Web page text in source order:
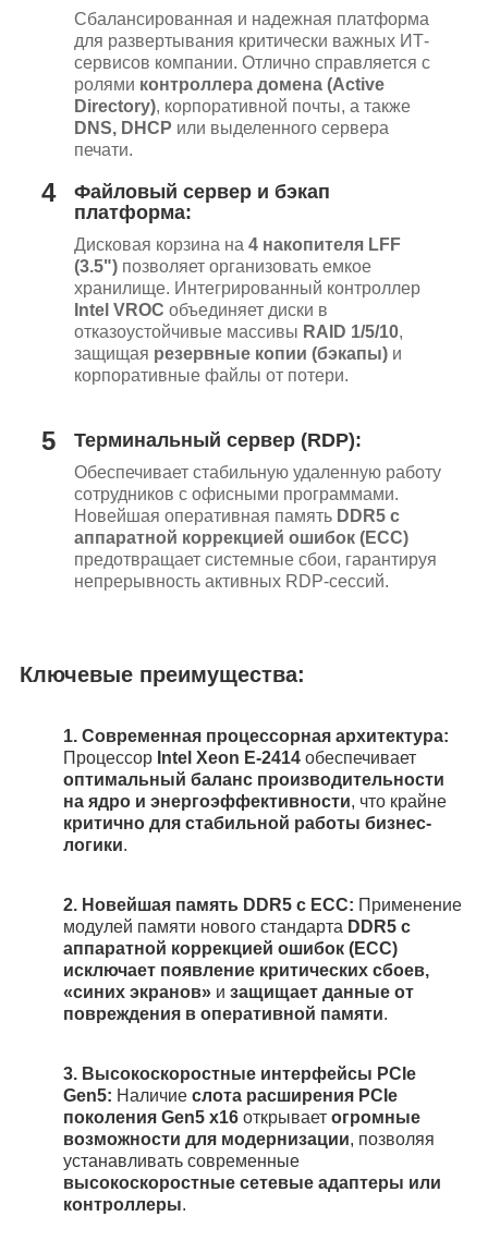
Сбалансированная и надежная платформа
для развертывания критически важных ИТ-
сервисов компании. Отлично справляется с
ролями контроллера домена (Active
Directory), корпоративной почты, а также
DNS, DHCP или выделенного сервера
печати.
4
Файловый сервер и бэкап
платформа:
Дисковая корзина на 4 накопителя LFF
(3.5") позволяет организовать емкое
хранилище. Интегрированный контроллер
Intel VROC объединяет диски в
отказоустойчивые массивы RAID 1/5/10,
защищая резервные копии (бэкапы) и
корпоративные файлы от потери.
5 Терминальный сервер (RDP):
Обеспечивает стабильную удаленную работу
сотрудников с офисными программами.
Новейшая оперативная память DDR5 с
аппаратной коррекцией ошибок (ECC)
предотвращает системные сбои, гарантируя
непрерывность активных RDP-сессий.
Ключевые преимущества:
1. Современная процессорная архитектура:
Процессор Intel Xeon E-2414 обеспечивает
оптимальный баланс производительности
на ядро и энергоэффективности, что крайне
критично для стабильной работы бизнес-
логики.
2. Новейшая память DDR5 с ECC: Применение
модулей памяти нового стандарта DDR5 с
аппаратной коррекцией ошибок (ECC)
исключает появление критических сбоев,
«синих экранов» и защищает данные от
повреждения в оперативной памяти.
3. Высокоскоростные интерфейсы PCIe
Gen5: Наличие слота расширения PCIe
поколения Gen5 x16 открывает огромные
возможности для модернизации, позволяя
устанавливать современные
высокоскоростные сетевые адаптеры или
контроллеры.